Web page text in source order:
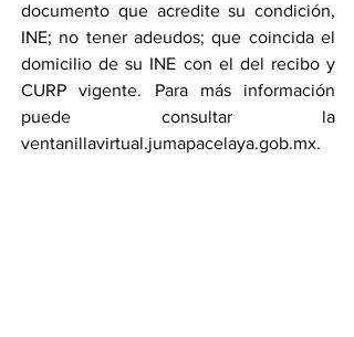
documento que acredite su condición,
INE; no tener adeudos; que coincida el
domicilio de su INE con el del recibo y
CURP vigente. Para más información
puede consultar la
ventanillavirtual.jumapacelaya.gob.mx.